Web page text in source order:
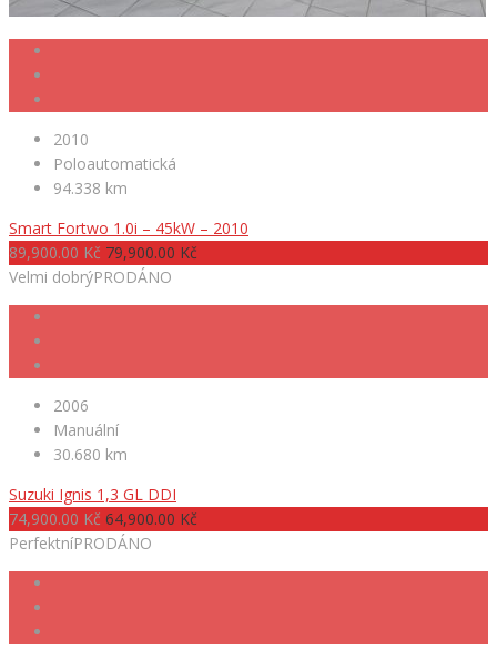
2010
Poloautomatická
94.338 km
Smart Fortwo 1.0i – 45kW – 2010
89,900.00 Kč 79,900.00 Kč
Velmi dobrýPRODÁNO
2006
Manuální
30.680 km
Suzuki Ignis 1,3 GL DDI
74,900.00 Kč 64,900.00 Kč
PerfektníPRODÁNO